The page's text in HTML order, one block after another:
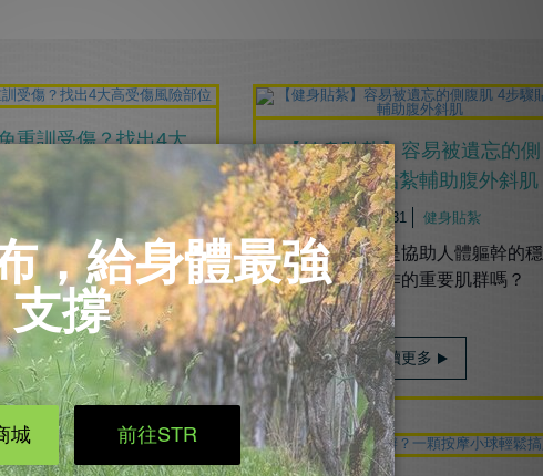
重訓受傷？找出4大
時某些部位特別容易受
勢不正確或肌肉緊繃，
閱讀更多
【健身貼紮】容易被遺忘的側
腹肌 4步驟貼紮輔助腹外斜肌
2019/05/31 健身貼紮
你知道側腹肌是協助人體軀幹的穩
定並做迴旋動作的重要肌群嗎？
當.....
閱讀更多